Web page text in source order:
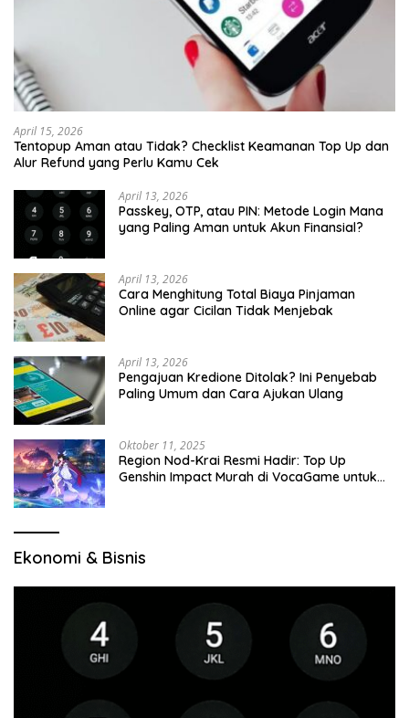
April 15, 2026
Tentopup Aman atau Tidak? Checklist Keamanan Top Up dan
Alur Refund yang Perlu Kamu Cek
April 13, 2026
Passkey, OTP, atau PIN: Metode Login Mana
yang Paling Aman untuk Akun Finansial?
April 13, 2026
Cara Menghitung Total Biaya Pinjaman
Online agar Cicilan Tidak Menjebak
April 13, 2026
Pengajuan Kredione Ditolak? Ini Penyebab
Paling Umum dan Cara Ajukan Ulang
Oktober 11, 2025
Region Nod-Krai Resmi Hadir: Top Up
Genshin Impact Murah di VocaGame untuk
Ekonomi & Bisnis